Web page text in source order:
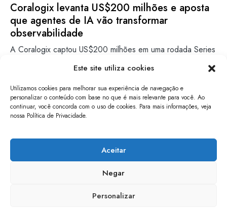
Este site utiliza cookies
Utilizamos cookies para melhorar sua experiência de navegação e
personalizar o conteúdo com base no que é mais relevante para você. Ao
continuar, você concorda com o uso de cookies. Para mais informações, veja
nossa Política de Privacidade.
Aceitar
Negar
Personalizar
Coralogix levanta US$200 milhões e aposta
que agentes de IA vão transformar
observabilidade
A Coralogix captou US$200 milhões em uma rodada Series
F que a avalia em US$1,6 bilhão e pretende…
03/06/2026
Leia mais
papo de software
mantido por entusiastas de tecnologia